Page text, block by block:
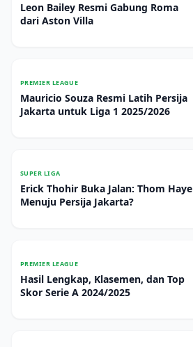
Leon Bailey Resmi Gabung Roma
dari Aston Villa
PREMIER LEAGUE
Mauricio Souza Resmi Latih Persija
Jakarta untuk Liga 1 2025/2026
SUPER LIGA
Erick Thohir Buka Jalan: Thom Haye
Menuju Persija Jakarta?
PREMIER LEAGUE
Hasil Lengkap, Klasemen, dan Top
Skor Serie A 2024/2025